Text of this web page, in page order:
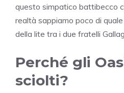
questo simpatico battibecco
realtà sappiamo poco di
della lite tra i due fratelli
Perché gli
sciolti?